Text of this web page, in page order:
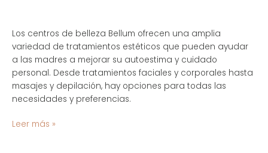
Los centros de belleza Bellum ofrecen una amplia
variedad de tratamientos estéticos que pueden ayudar
a las madres a mejorar su autoestima y cuidado
personal. Desde tratamientos faciales y corporales hasta
masajes y depilación, hay opciones para todas las
necesidades y preferencias.
de
Madre
Leer más »